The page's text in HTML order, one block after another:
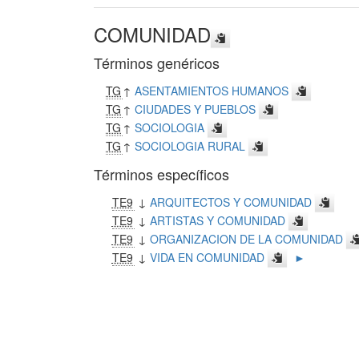
COMUNIDAD
Términos genéricos
TG ↑ASENTAMIENTOS HUMANOS
TG ↑CIUDADES Y PUEBLOS
TG ↑SOCIOLOGIA
TG ↑SOCIOLOGIA RURAL
Términos específicos
TE9 ↓ ARQUITECTOS Y COMUNIDAD
TE9 ↓ ARTISTAS Y COMUNIDAD
TE9 ↓ ORGANIZACION DE LA COMUNIDAD
TE9 ↓ VIDA EN COMUNIDAD ►